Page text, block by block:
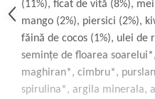
(11%), ficat de vită (8%),
mango (2%), piersici (2%),
făină de cocos (1%), ulei
semințe de floarea
maghiran*, cimbru*,
spirulina*, argila minerala,